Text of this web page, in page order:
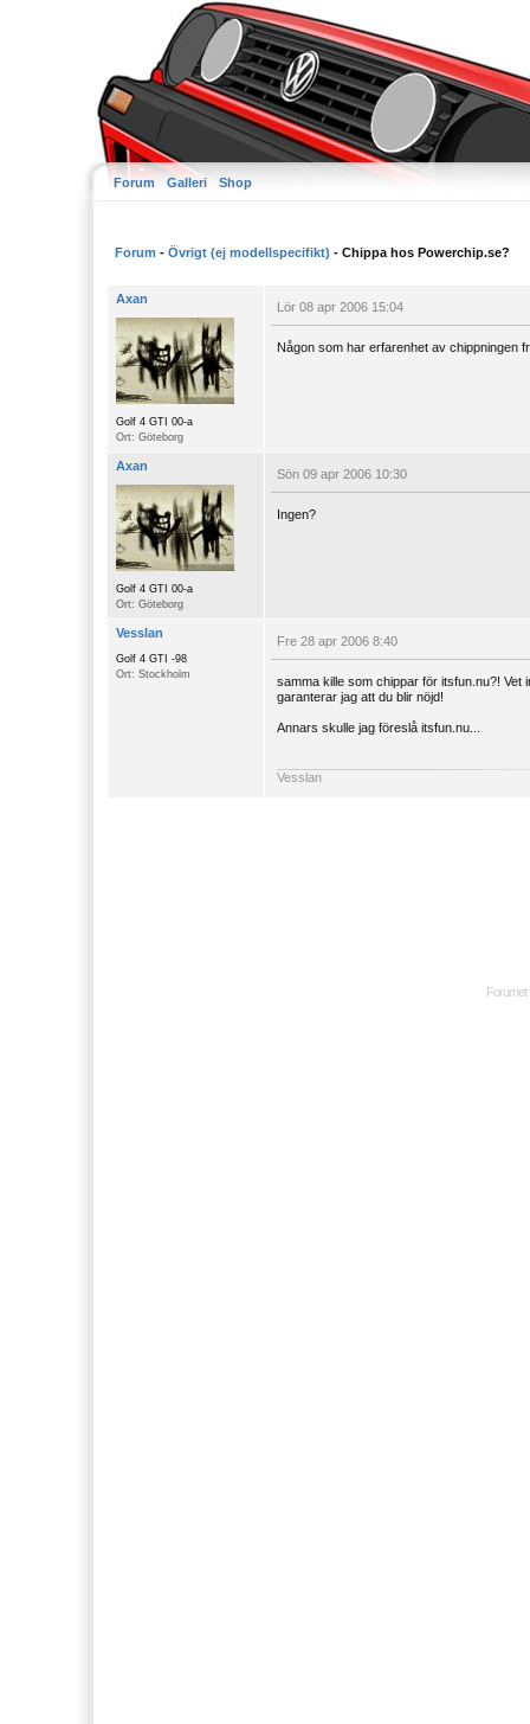
Forum Galleri Shop
Forum - Övrigt (ej modellspecifikt) - Chippa hos Powerchip.se?
Axan
Golf 4 GTI 00-a
Ort: Göteborg
Lör 08 apr 2006 15:04
Någon som har erfarenhet av chippningen
Axan
Golf 4 GTI 00-a
Ort: Göteborg
Sön 09 apr 2006 10:30
Ingen?
Vesslan
Golf 4 GTI -98
Ort: Stockholm
Fre 28 apr 2006 8:40
samma kille som chippar för itsfun.nu?! Vet
garanterar jag att du blir nöjd!
Annars skulle jag föreslå itsfun.nu...
Vesslan
Forumet